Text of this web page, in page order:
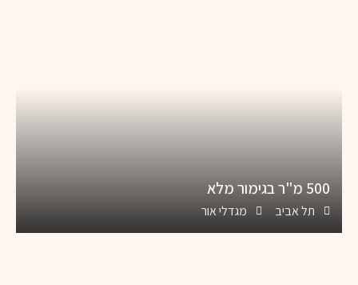
500 מ"ר בגימור מלא
תל אביב מגדלי אור